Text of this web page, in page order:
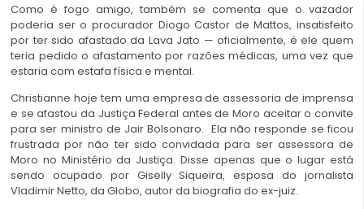
Como é fogo amigo, também se comenta que o vazador
poderia ser o procurador Diogo Castor de Mattos, insatisfeito
por ter sido afastado da Lava Jato — oficialmente, é ele quem
teria pedido o afastamento por razões médicas, uma vez que
estaria com estafa física e mental.
Christianne hoje tem uma empresa de assessoria de imprensa
e se afastou da Justiça Federal antes de Moro aceitar o convite
para ser ministro de Jair Bolsonaro. Ela não responde se ficou
frustrada por não ter sido convidada para ser assessora de
Moro no Ministério da Justiça. Disse apenas que o lugar está
sendo ocupado por Giselly Siqueira, esposa do jornalista
Vladimir Netto, da Globo, autor da biografia do ex-juiz.